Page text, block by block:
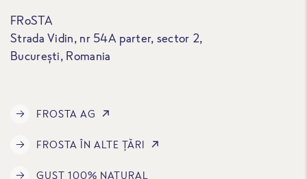
FRoSTA
Strada Vidin, nr 54A parter, sector 2,
București, Romania
FROSTA AG
FROSTA ÎN ALTE ȚĂRI
GUST 100% NATURAL